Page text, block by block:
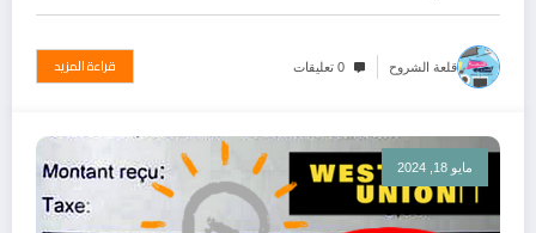
قلعة الشروح 0 تعليقات قراءة المزيد
مايو 18, 2024